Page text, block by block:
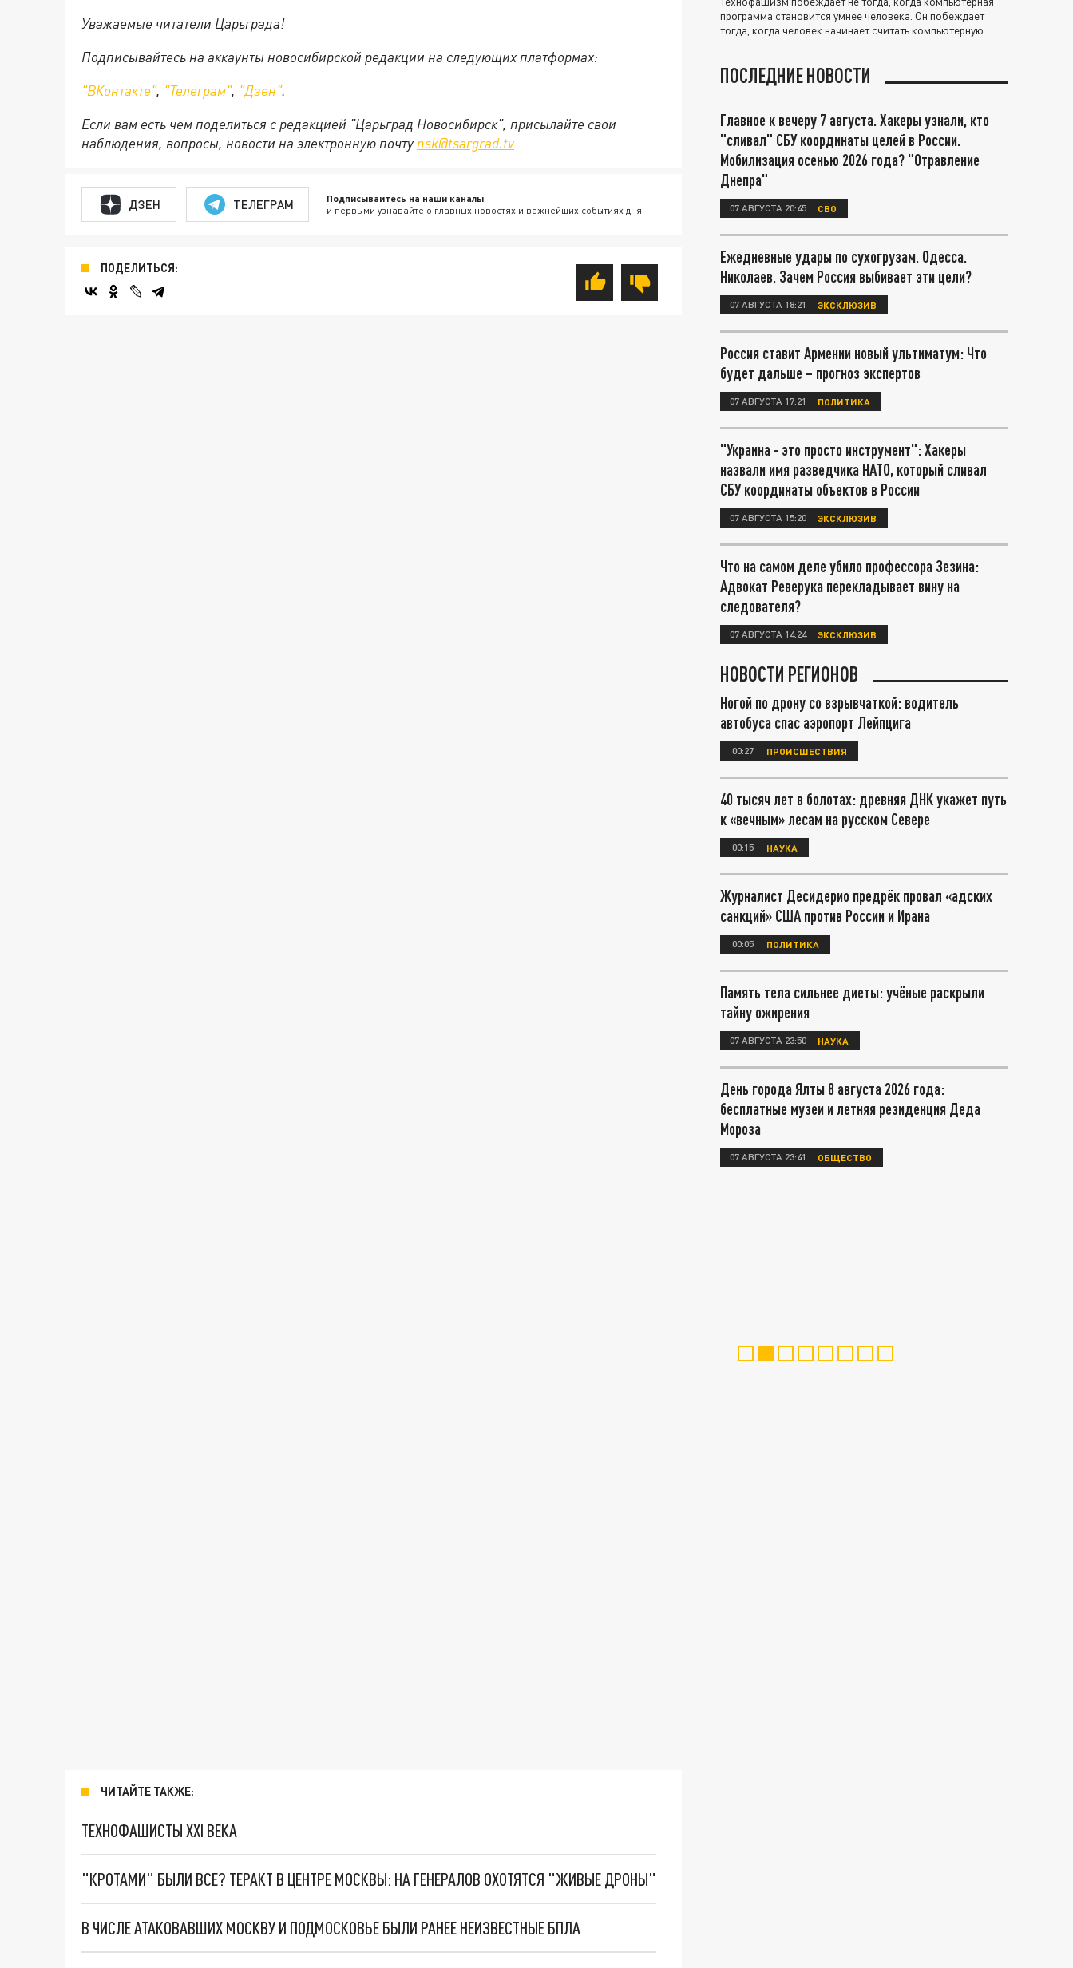
Уважаемые читатели Царьграда!
Подписывайтесь на аккаунты новосибирской редакции на следующих платформах:
"ВКонтакте", "Телеграм", "Дзен".
Если вам есть чем поделиться с редакцией "Царьград Новосибирск", присылайте свои
наблюдения, вопросы, новости на электронную почту nsk@tsargrad.tv
ДЗЕН ТЕЛЕГРАМ Подписывайтесь на наши каналы
и первыми узнавайте о главных новостях и важнейших событиях дня.
ПОДЕЛИТЬСЯ:
ЧИТАЙТЕ ТАКЖЕ:
ТЕХНОФАШИСТЫ XXI ВЕКА
"КРОТАМИ" БЫЛИ ВСЕ? ТЕРАКТ В ЦЕНТРЕ МОСКВЫ: НА ГЕНЕРАЛОВ ОХОТЯТСЯ "ЖИВЫЕ ДРОНЫ"
В ЧИСЛЕ АТАКОВАВШИХ МОСКВУ И ПОДМОСКОВЬЕ БЫЛИ РАНЕЕ НЕИЗВЕСТНЫЕ БПЛА
программа становится умнее человека. Он побеждает
тогда, когда человек начинает считать компьютерную
ПОСЛЕДНИЕ НОВОСТИ
Главное к вечеру 7 августа. Хакеры узнали, кто
"сливал" СБУ координаты целей в России.
Мобилизация осенью 2026 года? "Отравление
Днепра"
07 АВГУСТА 20:45 СВО
Ежедневные удары по сухогрузам. Одесса.
Николаев. Зачем Россия выбивает эти цели?
07 АВГУСТА 18:21 ЭКСКЛЮЗИВ
Россия ставит Армении новый ультиматум: Что
будет дальше – прогноз экспертов
07 АВГУСТА 17:21 ПОЛИТИКА
"Украина - это просто инструмент": Хакеры
назвали имя разведчика НАТО, который сливал
СБУ координаты объектов в России
07 АВГУСТА 15:20 ЭКСКЛЮЗИВ
Что на самом деле убило профессора Зезина:
Адвокат Реверука перекладывает вину на
следователя?
07 АВГУСТА 14:24 ЭКСКЛЮЗИВ
НОВОСТИ РЕГИОНОВ
Ногой по дрону со взрывчаткой: водитель
автобуса спас аэропорт Лейпцига
00:27 ПРОИСШЕСТВИЯ
40 тысяч лет в болотах: древняя ДНК укажет путь
к «вечным» лесам на русском Севере
00:15 НАУКА
Журналист Десидерио предрёк провал «адских
санкций» США против России и Ирана
00:05 ПОЛИТИКА
Память тела сильнее диеты: учёные раскрыли
тайну ожирения
07 АВГУСТА 23:50 НАУКА
День города Ялты 8 августа 2026 года:
бесплатные музеи и летняя резиденция Деда
Мороза
07 АВГУСТА 23:41 ОБЩЕСТВО